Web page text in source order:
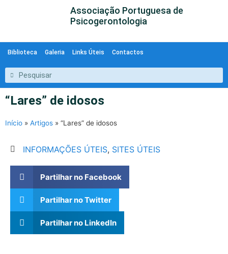
Associação Portuguesa de
Psicogerontologia
Biblioteca Galeria Links Úteis Contactos
“Lares” de idosos
Início » Artigos » “Lares” de idosos
INFORMAÇÕES ÚTEIS, SITES ÚTEIS
Partilhar no Facebook
Partilhar no Twitter
Partilhar no LinkedIn